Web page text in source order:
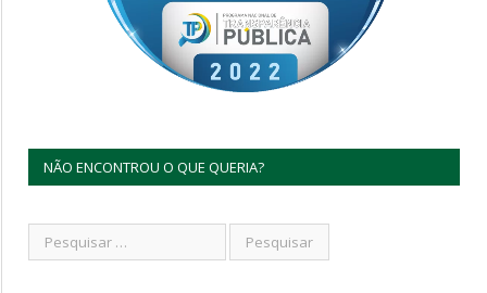
NÃO ENCONTROU O QUE QUERIA?